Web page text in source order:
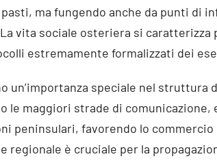
ma fungendo anche da punti di
vita sociale osteriera si caratterizza
estremamente formalizzati dei
un’importanza speciale nel
le maggiori strade di
peninsulari, favorendo lo
regionale è cruciale per la